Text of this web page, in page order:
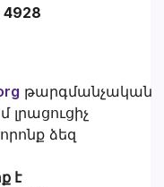
4928
թարգմանչական
լրացուցիչ
ձեզ
է